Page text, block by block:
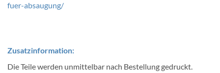
fuer-absaugung/
Zusatzinformation:
Die Teile werden unmittelbar nach Bestellung gedruckt.